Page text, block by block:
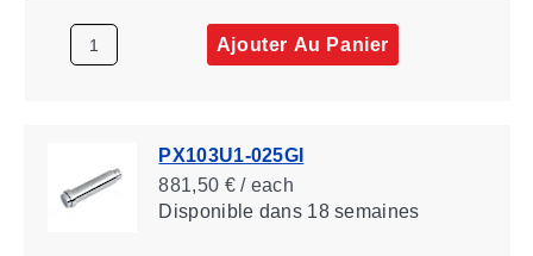
Ajouter Au Panier
PX103U1-025GI
881,50 € / each
Disponibledans 18 semaines